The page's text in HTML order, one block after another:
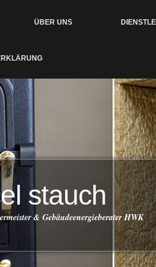
ÜBER UNS
stauch
& Gebäudeenergieberater HWK